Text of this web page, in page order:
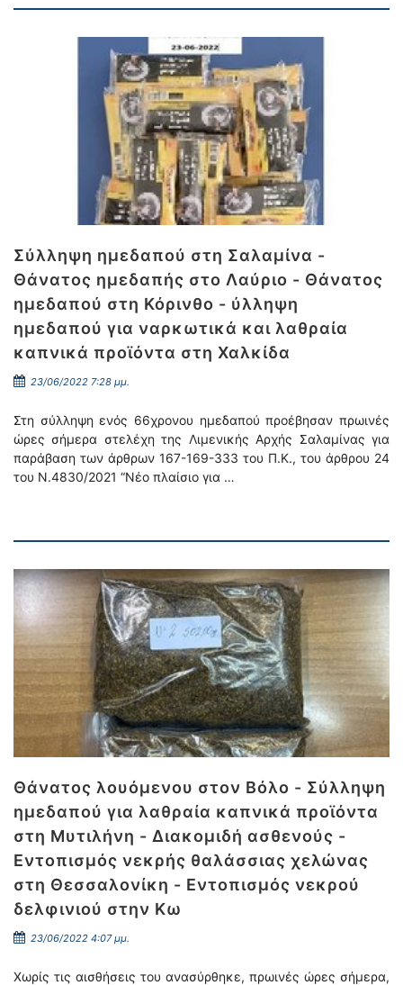
Σύλληψη ημεδαπού στη Σαλαμίνα -
Θάνατος ημεδαπής στo Λαύριο - Θάνατος
ημεδαπού στη Κόρινθο - ύλληψη
ημεδαπού για ναρκωτικά και λαθραία
καπνικά προϊόντα στη Χαλκίδα
23/06/2022 7:28 μμ.
Στη σύλληψη ενός 66χρονου ημεδαπού προέβησαν πρωινές
ώρες σήμερα στελέχη της Λιμενικής Αρχής Σαλαμίνας για
παράβαση των άρθρων 167-169-333 του Π.Κ., του άρθρου 24
του Ν.4830/2021 “Νέο πλαίσιο για …
Θάνατος λουόμενου στον Βόλο - Σύλληψη
ημεδαπού για λαθραία καπνικά προϊόντα
στη Μυτιλήνη - Διακομιδή ασθενούς -
Εντοπισμός νεκρής θαλάσσιας χελώνας
στη Θεσσαλονίκη - Εντοπισμός νεκρού
δελφινιού στην Κω
23/06/2022 4:07 μμ.
Χωρίς τις αισθήσεις του ανασύρθηκε, πρωινές ώρες σήμερα,